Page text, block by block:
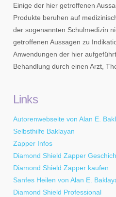
Einige der hier getroffenen
Produkte beruhen auf
der sogenannten Schulmedizin
getroffenen Aussagen zu
Anwendungen der hier
Behandlung durch einen Arzt,
Links
Autorenwebseite von Alan E.
Selbsthilfe Baklayan
Zapper Infos
Diamond Shield Zapper
Diamond Shield Zapper kaufen
Sanfes Heilen von Alan E.
Diamond Shield Professional